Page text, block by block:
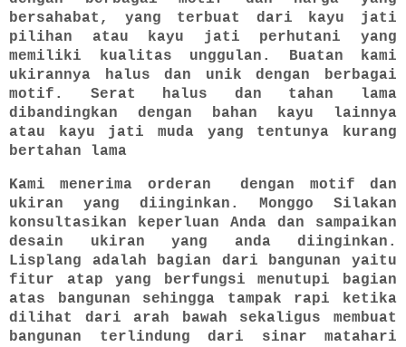
bersahabat, yang terbuat dari kayu jati
pilihan atau kayu jati perhutani yang
memiliki kualitas unggulan. Buatan kami
ukirannya halus dan unik dengan berbagai
motif. Serat halus dan tahan lama
dibandingkan dengan bahan kayu lainnya
atau kayu jati muda yang tentunya kurang
bertahan lama
Kami menerima orderan dengan motif dan
ukiran yang diinginkan. Monggo Silakan
konsultasikan keperluan Anda dan sampaikan
desain ukiran yang anda diinginkan.
Lisplang adalah bagian dari bangunan yaitu
fitur atap yang berfungsi menutupi bagian
atas bangunan sehingga tampak rapi ketika
dilihat dari arah bawah sekaligus membuat
bangunan terlindung dari sinar matahari